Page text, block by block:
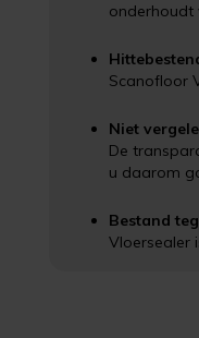
onderhoudt
Scanofloor
Niet
De
u daarom
Bestand
Vloersealer